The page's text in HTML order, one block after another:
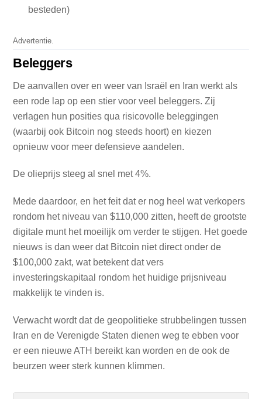
besteden)
Advertentie.
Beleggers
De aanvallen over en weer van Israël en Iran werkt als
een rode lap op een stier voor veel beleggers. Zij
verlagen hun posities qua risicovolle beleggingen
(waarbij ook Bitcoin nog steeds hoort) en kiezen
opnieuw voor meer defensieve aandelen.
De olieprijs steeg al snel met 4%.
Mede daardoor, en het feit dat er nog heel wat verkopers
rondom het niveau van $110,000 zitten, heeft de grootste
digitale munt het moeilijk om verder te stijgen. Het goede
nieuws is dan weer dat Bitcoin niet direct onder de
$100,000 zakt, wat betekent dat vers
investeringskapitaal rondom het huidige prijsniveau
makkelijk te vinden is.
Verwacht wordt dat de geopolitieke strubbelingen tussen
Iran en de Verenigde Staten dienen weg te ebben voor
er een nieuwe ATH bereikt kan worden en de ook de
beurzen weer sterk kunnen klimmen.